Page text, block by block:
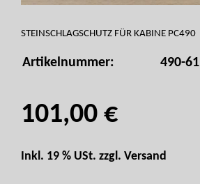
STEINSCHLAGSCHUTZ FÜR KABINE PC490
Artikelnummer: 490-61
101,00 €
Inkl. 19 % USt. zzgl. Versand